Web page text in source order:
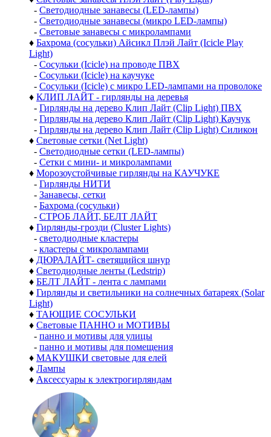
- Светодиодные занавесы (LED-лампы)
- Светодиодные занавесы (микро LED-лампы)
- Световые занавесы с микролампами
♦ Бахрома (сосульки) Айсикл Плэй Лайт (Icicle Play
Light)
- Сосульки (Icicle) на проводе ПВХ
- Сосульки (Icicle) на каучуке
- Сосульки (Icicle) с микро LED-лампами на проволоке
♦ КЛИП ЛАЙТ - гирлянды на деревья
- Гирлянды на дерево Клип Лайт (Clip Light) ПВХ
- Гирлянды на дерево Клип Лайт (Clip Light) Каучук
- Гирлянды на дерево Клип Лайт (Clip Light) Силикон
♦ Световые сетки (Net Light)
- Светодиодные сетки (LED-лампы)
- Сетки с мини- и микролампами
♦ Морозоустойчивые гирлянды на КАУЧУКЕ
- Гирлянды НИТИ
- Занавесы, сетки
- Бахрома (сосульки)
- СТРОБ ЛАЙТ, БЕЛТ ЛАЙТ
♦ Гирлянды-грозди (Cluster Lights)
- светодиодные кластеры
- кластеры с микролампами
♦ ДЮРАЛАЙТ- светящийся шнур
♦ Светодиодные ленты (Ledstrip)
♦ БЕЛТ ЛАЙТ - лента с лампами
♦ Гирлянды и светильники на солнечных батареях (Solar
Light)
♦ ТАЮЩИЕ СОСУЛЬКИ
♦ Световые ПАННО и МОТИВЫ
- панно и мотивы для улицы
- панно и мотивы для помещения
♦ МАКУШКИ световые для елей
♦ Лампы
♦ Аксессуары к электрогирляндам